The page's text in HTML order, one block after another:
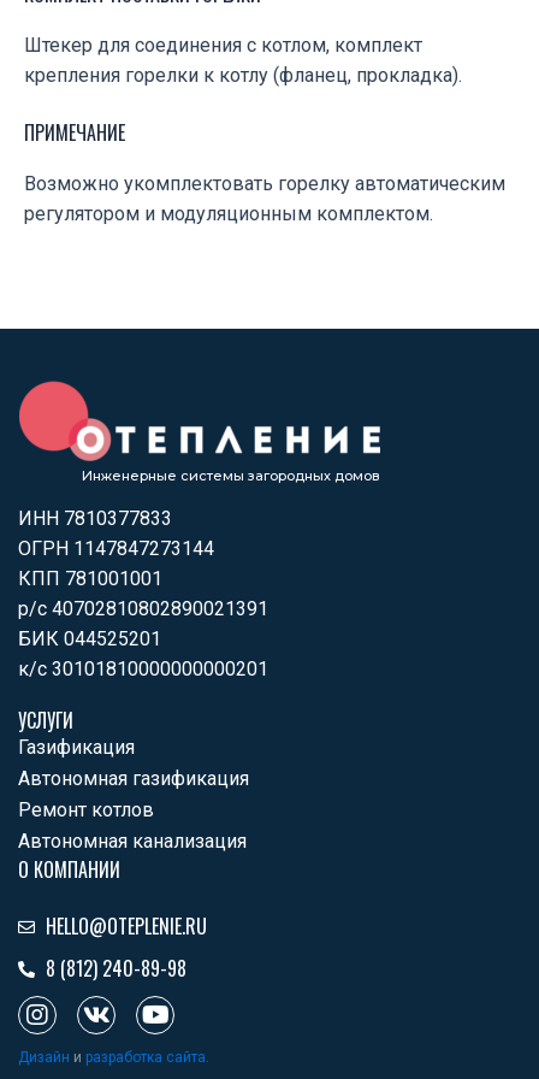
Штекер для соединения с котлом, комплект
крепления горелки к котлу (фланец, прокладка).
ПРИМЕЧАНИЕ
Возможно укомплектовать горелку автоматическим
регулятором и модуляционным комплектом.
Инженерные системы загородных домов
ИНН 7810377833
ОГРН 1147847273144
КПП 781001001
р/с 40702810802890021391
БИК 044525201
к/с 30101810000000000201
УСЛУГИ
Газификация
Автономная газификация
Ремонт котлов
Автономная канализация
О КОМПАНИИ
HELLO@OTEPLENIE.RU
8 (812) 240-89-98
I
n
s
V
k
Y
o
u
Дизайн и разработка сайта.